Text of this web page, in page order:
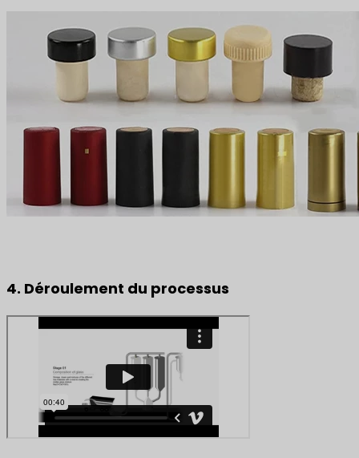
4. Déroulement du processus